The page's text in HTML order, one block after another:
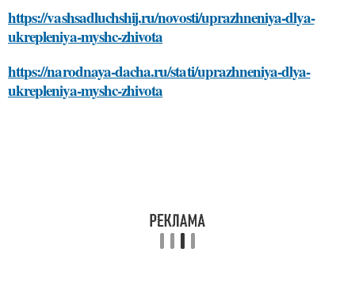
https://vashsadluchshij.ru/novosti/uprazhneniya-dlya-
ukrepleniya-myshc-zhivota
https://narodnaya-dacha.ru/stati/uprazhneniya-dlya-
ukrepleniya-myshc-zhivota